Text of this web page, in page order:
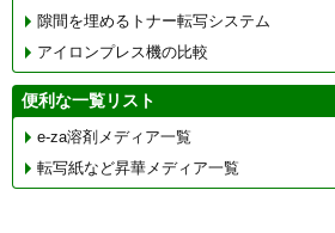
隙間を埋めるトナー転写システム
アイロンプレス機の比較
便利な一覧リスト
e-za溶剤メディア一覧
転写紙など昇華メディア一覧